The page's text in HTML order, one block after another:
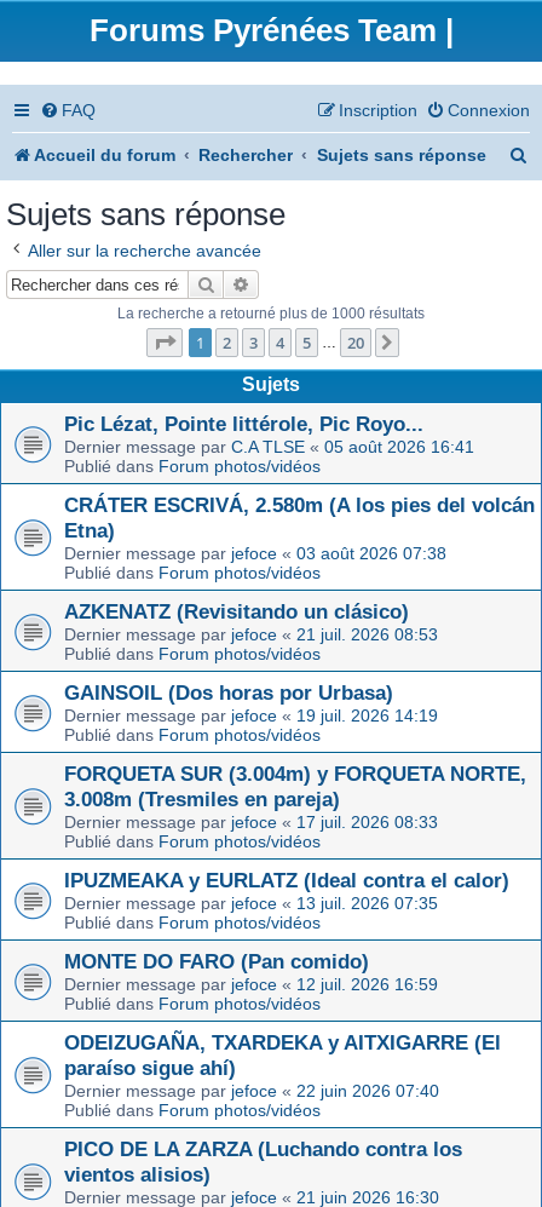
Forums Pyrénées Team |
FAQ Connexion
Inscription
Accueil du forum Rechercher Sujets sans réponse
Sujets sans réponse
Aller sur la recherche avancée
Rechercher
La recherche a retourné plus de 1000 résultats
Page 1sur20
1 2 3 4 5 … 20
Sujets
Pic Lézat, Pointe littérole, Pic Royo...
Dernier message par C.A TLSE « 05 août 2026 16:41
Publié dans Forum photos/vidéos
CRÁTER ESCRIVÁ, 2.580m (A los pies del volcán
Etna)
Dernier message par jefoce « 03 août 2026 07:38
Publié dans Forum photos/vidéos
AZKENATZ (Revisitando un clásico)
Dernier message par jefoce « 21 juil. 2026 08:53
Publié dans Forum photos/vidéos
GAINSOIL (Dos horas por Urbasa)
Dernier message par jefoce « 19 juil. 2026 14:19
Publié dans Forum photos/vidéos
FORQUETA SUR (3.004m) y FORQUETA NORTE,
3.008m (Tresmiles en pareja)
Dernier message par jefoce « 17 juil. 2026 08:33
Publié dans Forum photos/vidéos
IPUZMEAKA y EURLATZ (Ideal contra el calor)
Dernier message par jefoce « 13 juil. 2026 07:35
Publié dans Forum photos/vidéos
MONTE DO FARO (Pan comido)
Dernier message par jefoce « 12 juil. 2026 16:59
Publié dans Forum photos/vidéos
ODEIZUGAÑA, TXARDEKA y AITXIGARRE (El
paraíso sigue ahí)
Dernier message par jefoce « 22 juin 2026 07:40
Publié dans Forum photos/vidéos
PICO DE LA ZARZA (Luchando contra los
vientos alisios)
Dernier message par jefoce « 21 juin 2026 16:30